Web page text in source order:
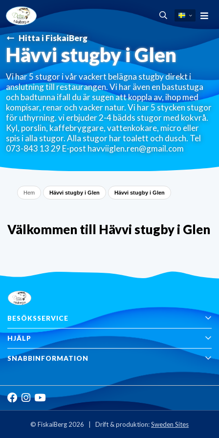
Hitta i FiskaiBerg
Hävvi stugby i Glen
Vi har 5 stugor i vår vackert belägna stugby direkt i
anslutning till restaurangen. Vi har även en bastustuga
och badtunna ifall du är sugen att koppla av, ihop med
kompisar, renar och vacker natur. Vi har 5 stycken stugor
för uthyrning. vi erbjuder 2-4 bädds stugor med kokvrå.
Kyl, porslin, kaffebryggare, vattenkokare, micro eller
spis i alla stugor. Alla stugor har toalett och dusch. Tel
073-843 13 29 E-post havviiglen.ren@gmail.com
Hem Hävvi stugby i Glen Hävvi stugby i Glen
Välkommen till Hävvi stugby i Glen
BESÖKSSERVICE
HJÄLP
SNABBINFORMATION
© FiskaiBerg 2026 | Drift & produktion:Sweden Sites